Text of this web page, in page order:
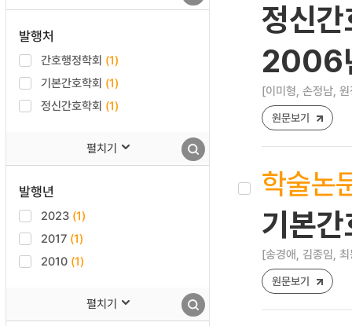
발행처
간호행정학회 (1)
기본간호학회 (1)
정신간호학회 (1)
펼치기
발행년
2023 (1)
2017 (1)
2010 (1)
펼치기
정신
2006
[이미형, 손정남,
원문보기
학술논
기본
[송경애, 김종임,
원문보기